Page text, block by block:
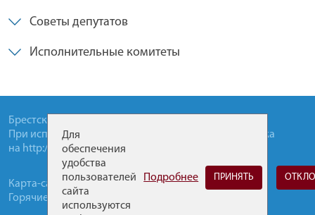
Советы депутатов
Исполнительные комитеты
Брестский областной исполнительный комитет
При использовании материалов сайта, прямая ссылка
на http://brest-region.gov.by
Карта-сайта
Горячие-линии
Для
обеспечения
удобства
пользователей
сайта
используются
Подробнее ПРИНЯТЬ